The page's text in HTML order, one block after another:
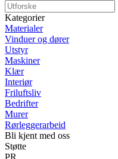
Kategorier
Materialer
Vinduer og dører
Utstyr
Maskiner
Klær
Interiør
Friluftsliv
Bedrifter
Murer
Rørleggerarbeid
Bli kjent med oss
Støtte
PR